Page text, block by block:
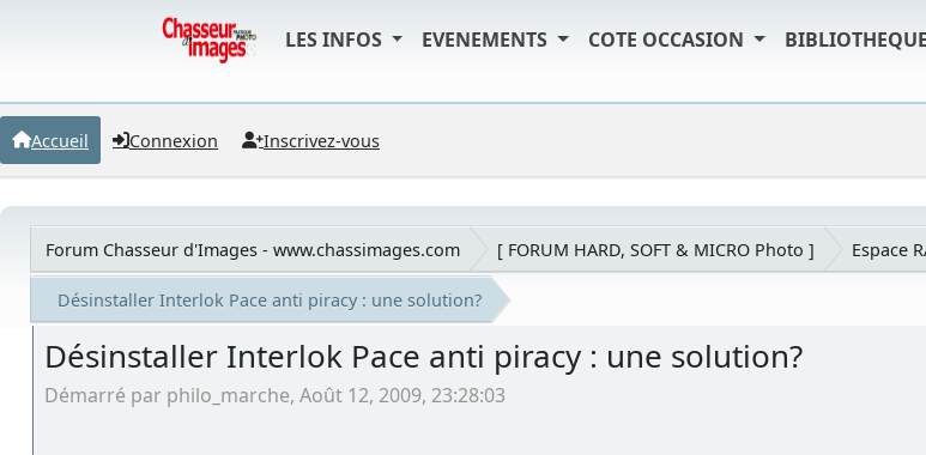
LES INFOS EVENEMENTS COTE OCCASION BIBLIOTHEQUE
Accueil Connexion Inscrivez-vous
Forum Chasseur d'Images - www.chassimages.com [ FORUM HARD, SOFT & MICRO Photo ] Espace
Désinstaller Interlok Pace anti piracy : une solution?
Désinstaller Interlok Pace anti piracy : une solution?
Démarré par philo_marche, Août 12, 2009, 23:28:03